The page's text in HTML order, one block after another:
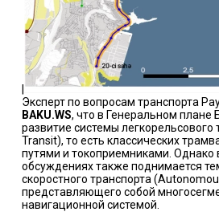
Эксперт по вопросам транспорта
BAKU.WS, что в Генеральном плане
развитие системы легкорельсового
Transit), то есть классических
путями и токоприемниками. Однако
обсуждениях также поднимается
скоростного транспорта
представляющего собой
навигационной системой.